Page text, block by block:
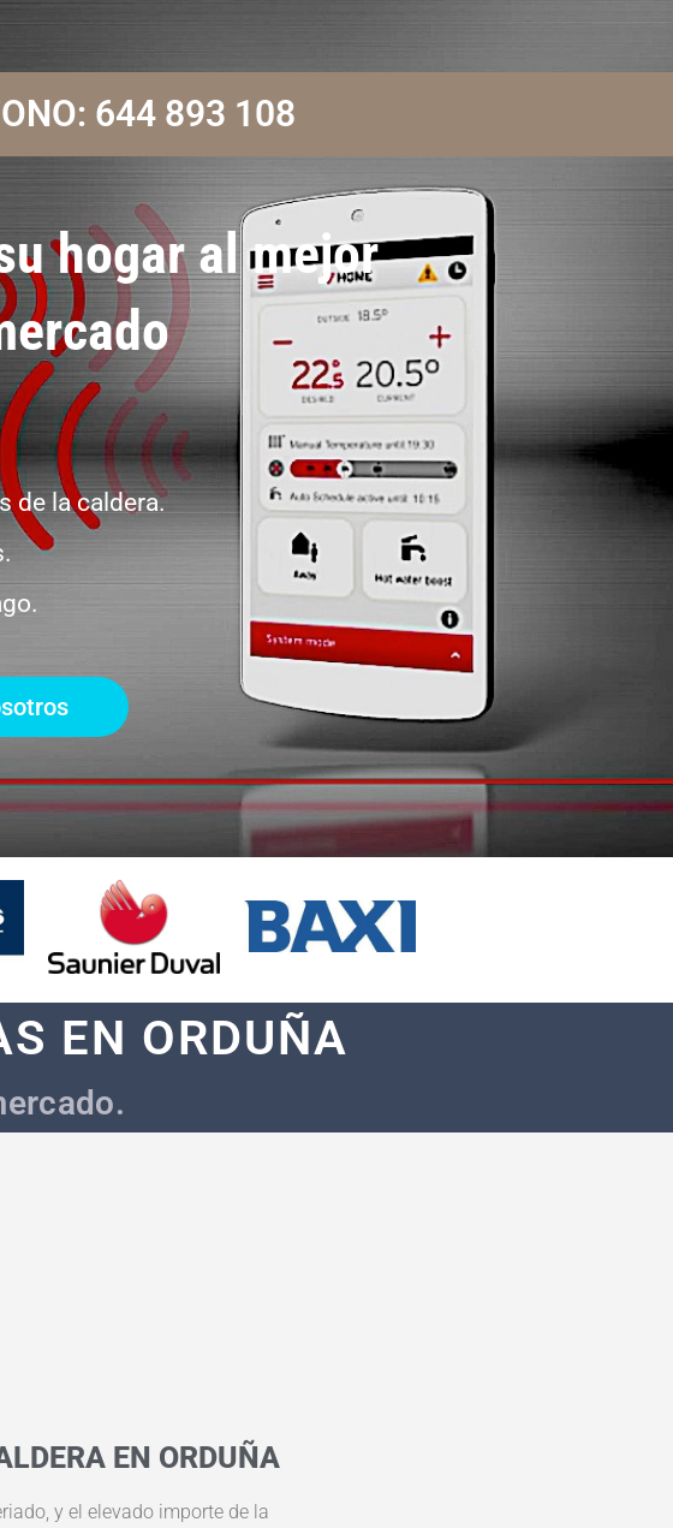
644 893 108
hogar al mejor
de la caldera.
EN ORDUÑA
EN ORDUÑA
y el elevado importe de la